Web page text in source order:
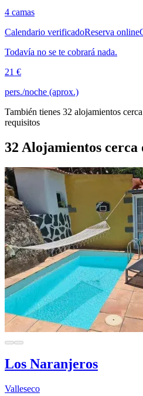
4 camas
Calendario verificadoReserva online
Todavía no se te cobrará nada.
21 €
pers./noche (aprox.)
También tienes 32 alojamientos
requisitos
32 Alojamientos cerca
Los Naranjeros
Valleseco